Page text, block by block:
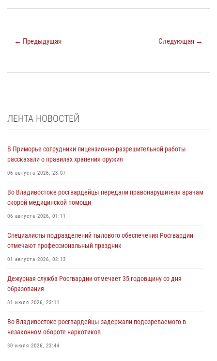
← Предыдущая Следующая →
ЛЕНТА НОВОСТЕЙ
В Приморье сотрудники лицензионно-разрешительной работы
рассказали о правилах хранения оружия
06 августа 2026, 23:07
Во Владивостоке росгвардейцы передали правонарушителя врачам
скорой медицинской помощи
06 августа 2026, 01:11
Специалисты подразделений тылового обеспечения Росгвардии
отмечают профессиональный праздник
01 августа 2026, 02:13
Дежурная служба Росгвардии отмечает 35 годовщину со дня
образования
31 июля 2026, 23:11
Во Владивостоке росгвардейцы задержали подозреваемого в
незаконном обороте наркотиков
30 июля 2026, 23:44